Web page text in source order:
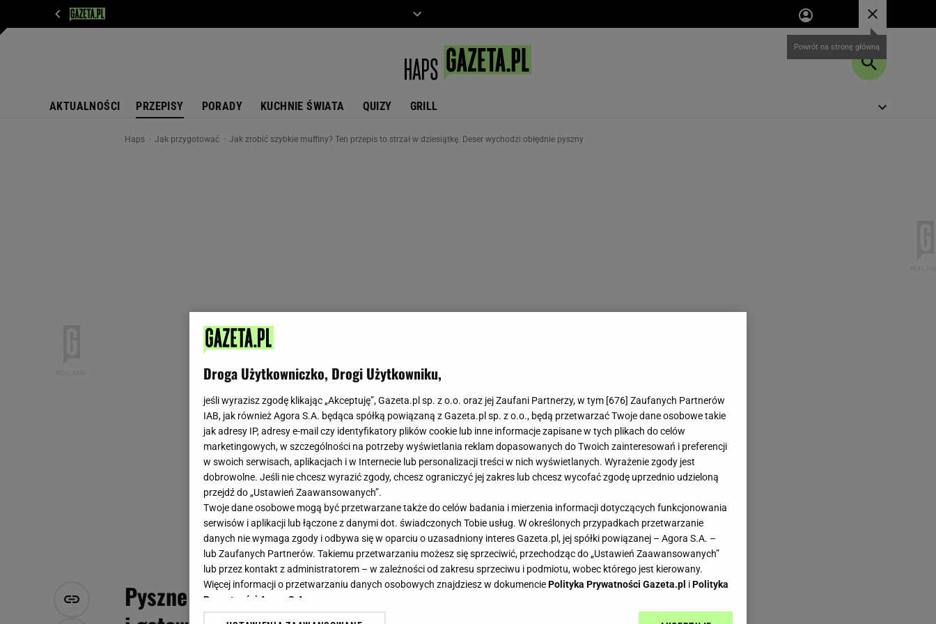
AKTUALNOŚCI PRZEPISY PORADY KUCHNIE ŚWIATA QUIZY GRILL
Haps Jak przygotować Jak zrobić szybkie muffiny? Ten przepis to strzał w dziesiątkę. Deser wychodzi obłędnie pyszny
Pyszne muffiny z owocowym dodatkiem. Zmiksuj składniki
Droga Użytkowniczko, Drogi Użytkowniku,
jeśli wyrazisz zgodę klikając „Akceptuję”, Gazeta.pl sp. z o.o. oraz jej Zaufani Partnerzy, w tym [676] Zaufanych Partnerów
IAB, jak również Agora S.A. będąca spółką powiązaną z Gazeta.pl sp. z o.o., będą przetwarzać Twoje dane osobowe takie
jak adresy IP, adresy e-mail czy identyfikatory plików cookie lub inne informacje zapisane w tych plikach do celów
marketingowych, w szczególności na potrzeby wyświetlania reklam dopasowanych do Twoich zainteresowań i preferencji
w swoich serwisach, aplikacjach i w Internecie lub personalizacji treści w nich wyświetlanych. Wyrażenie zgody jest
dobrowolne. Jeśli nie chcesz wyrazić zgody, chcesz ograniczyć jej zakres lub chcesz wycofać zgodę uprzednio udzieloną
przejdź do „Ustawień Zaawansowanych”.
Twoje dane osobowe mogą być przetwarzane także do celów badania i mierzenia informacji dotyczących funkcjonowania
serwisów i aplikacji lub łączone z danymi dot. świadczonych Tobie usług. W określonych przypadkach przetwarzanie
danych nie wymaga zgody i odbywa się w oparciu o uzasadniony interes Gazeta.pl, jej spółki powiązanej – Agora S.A. –
lub Zaufanych Partnerów. Takiemu przetwarzaniu możesz się sprzeciwić, przechodząc do „Ustawień Zaawansowanych”
lub przez kontakt z administratorem – w zależności od zakresu sprzeciwu i podmiotu, wobec którego jest kierowany.
Więcej informacji o przetwarzaniu danych osobowych znajdziesz w dokumenciePolityka Prywatności Gazeta.pl iPolityka
Prywatności Agora S.A.